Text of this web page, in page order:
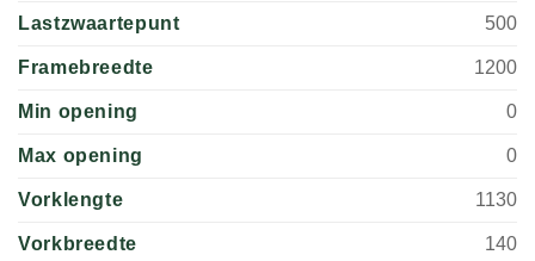
Lastzwaartepunt 500
Framebreedte 1200
Min opening 0
Max opening 0
Vorklengte 1130
Vorkbreedte 140